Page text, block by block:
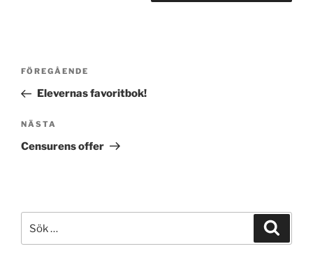
Inläggsnavigering
Föregående
inlägg
FÖREGÅENDE
Elevernas favoritbok!
Nästa
inlägg
NÄSTA
Censurens offer
efter: